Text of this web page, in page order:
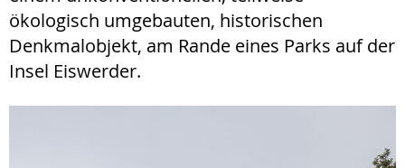
ökologisch umgebauten, historischen
Denkmalobjekt, am Rande eines Parks auf der
Insel Eiswerder.